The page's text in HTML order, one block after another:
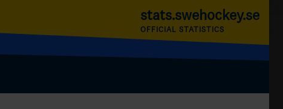
stats.swehockey.se
OFFICIAL STATISTICS